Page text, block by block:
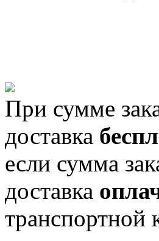
При сумме
доставка
если сумма
доставка
транспортной